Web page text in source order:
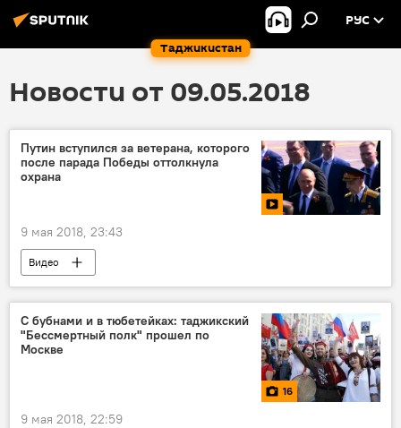
Таджикистан
РУС
Новости от 09.05.2018
Путин вступился за ветерана, которого
после парада Победы оттолкнула
охрана
9 мая 2018, 23:43
Видео
9 мая - День Победы в Великой Отечественной войне
Владимир Путин
ветеран
С бубнами и в тюбетейках: таджикский
"Бессмертный полк" прошел по
Москве
16
9 мая 2018, 22:59